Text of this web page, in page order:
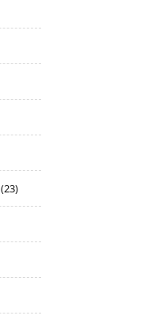
(23)